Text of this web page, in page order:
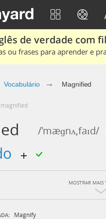
de verdade com
ou frases para aprender e
Vocabulário Magnified
magnified
/'mæɡnʌ,faɪd/
MOSTRAR MAIS
Magnify